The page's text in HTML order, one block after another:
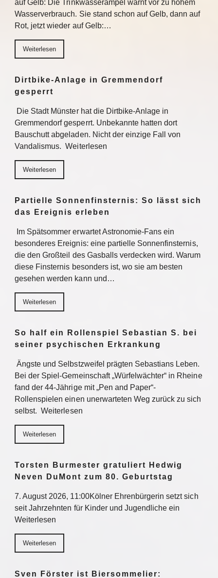
auf Gelb: Die Trinkwasserampel warnt vor zu hohem
Wasserverbrauch. Sie stand schon auf Gelb, dann auf
Rot, jetzt wieder auf Gelb:…
Weiterlesen
Dirtbike-Anlage in Gremmendorf
gesperrt
Die Stadt Münster hat die Dirtbike-Anlage in
Gremmendorf gesperrt. Unbekannte hatten dort
Bauschutt abgeladen. Nicht der einzige Fall von
Vandalismus. Weiterlesen
Weiterlesen
Partielle Sonnenfinsternis: So lässt sich
das Ereignis erleben
Im Spätsommer erwartet Astronomie-Fans ein
besonderes Ereignis: eine partielle Sonnenfinsternis,
die den Großteil des Gasballs verdecken wird. Warum
diese Finsternis besonders ist, wo sie am besten
gesehen werden kann und…
Weiterlesen
So half ein Rollenspiel Sebastian S. bei
seiner psychischen Erkrankung
Ängste und Selbstzweifel prägten Sebastians Leben.
Bei der Spiel-Gemeinschaft „Würfelwächter“ in Rheine
fand der 44-Jährige mit „Pen and Paper“-
Rollenspielen einen unerwarteten Weg zurück zu sich
selbst. Weiterlesen
Weiterlesen
Torsten Burmester gratuliert Hedwig
Neven DuMont zum 80. Geburtstag
7. August 2026, 11:00Kölner Ehrenbürgerin setzt sich
seit Jahrzehnten für Kinder und Jugendliche ein
Weiterlesen
Weiterlesen
Sven Förster ist Biersommelier: